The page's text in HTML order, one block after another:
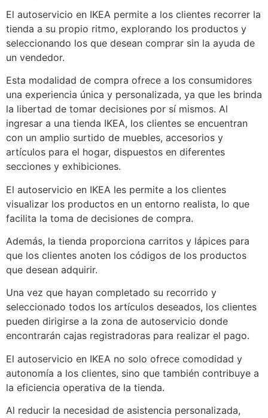
El autoservicio en IKEA permite a los clientes recorrer la
tienda a su propio ritmo, explorando los productos y
seleccionando los que desean comprar sin la ayuda de
un vendedor.
Esta modalidad de compra ofrece a los consumidores
una experiencia única y personalizada, ya que les brinda
la libertad de tomar decisiones por sí mismos. Al
ingresar a una tienda IKEA, los clientes se encuentran
con un amplio surtido de muebles, accesorios y
artículos para el hogar, dispuestos en diferentes
secciones y exhibiciones.
El autoservicio en IKEA les permite a los clientes
visualizar los productos en un entorno realista, lo que
facilita la toma de decisiones de compra.
Además, la tienda proporciona carritos y lápices para
que los clientes anoten los códigos de los productos
que desean adquirir.
Una vez que hayan completado su recorrido y
seleccionado todos los artículos deseados, los clientes
pueden dirigirse a la zona de autoservicio donde
encontrarán cajas registradoras para realizar el pago.
El autoservicio en IKEA no solo ofrece comodidad y
autonomía a los clientes, sino que también contribuye a
la eficiencia operativa de la tienda.
Al reducir la necesidad de asistencia personalizada,